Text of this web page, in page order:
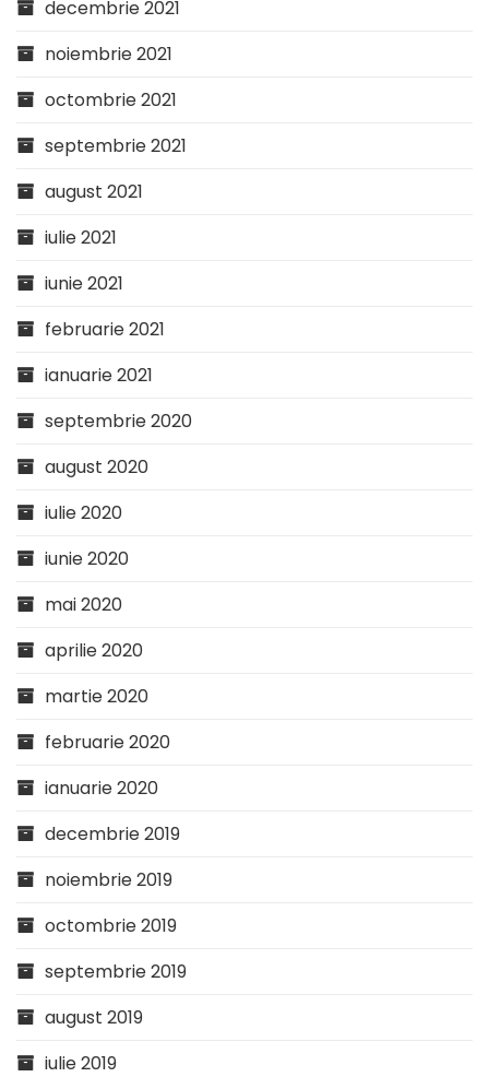
decembrie 2021
noiembrie 2021
octombrie 2021
septembrie 2021
august 2021
iulie 2021
iunie 2021
februarie 2021
ianuarie 2021
septembrie 2020
august 2020
iulie 2020
iunie 2020
mai 2020
aprilie 2020
martie 2020
februarie 2020
ianuarie 2020
decembrie 2019
noiembrie 2019
octombrie 2019
septembrie 2019
august 2019
iulie 2019